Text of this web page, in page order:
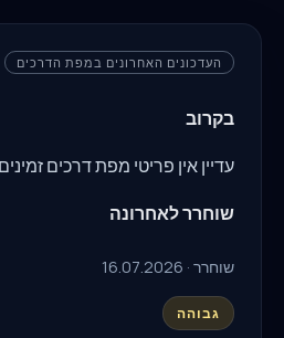
העדכונים האחרונים במפת הדרכים
בקרוב
עדיין אין פריטי מפת דרכים
שוחרר לאחרונה
שוחרר · 16.07.2026
גבוהה